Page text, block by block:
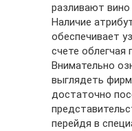
разливают
Наличие
обеспечивает
счете облегчая
Внимательно
выглядеть
достаточно
перейдя в